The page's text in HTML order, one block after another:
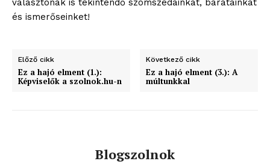
választónak is tekintendő szomszédainkat, barátainkat
és ismerőseinket!
Előző cikk
Ez a hajó elment (1.):
Képviselők a szolnok.hu-n
Következő cikk
Ez a hajó elment (3.): A
múltunkkal
Blogszolnok